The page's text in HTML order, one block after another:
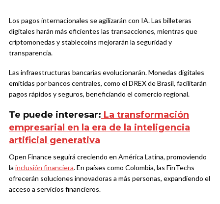
Los pagos internacionales se agilizarán con IA. Las billeteras
digitales harán más eficientes las transacciones, mientras que
criptomonedas y stablecoins mejorarán la seguridad y
transparencia.
Las infraestructuras bancarias evolucionarán. Monedas digitales
emitidas por bancos centrales, como el DREX de Brasil, facilitarán
pagos rápidos y seguros, beneficiando el comercio regional.
Te puede interesar: La transformación
empresarial en la era de la inteligencia
artificial generativa
Open Finance seguirá creciendo en América Latina, promoviendo
la inclusión financiera. En países como Colombia, las FinTechs
ofrecerán soluciones innovadoras a más personas, expandiendo el
acceso a servicios financieros.